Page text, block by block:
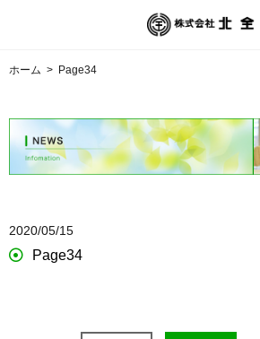
ホーム > Page34
2020/05/15
Page34